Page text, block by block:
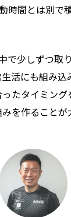
時間とは別で
で少しずつ取
活にも組み
たタイミン
を作ることが